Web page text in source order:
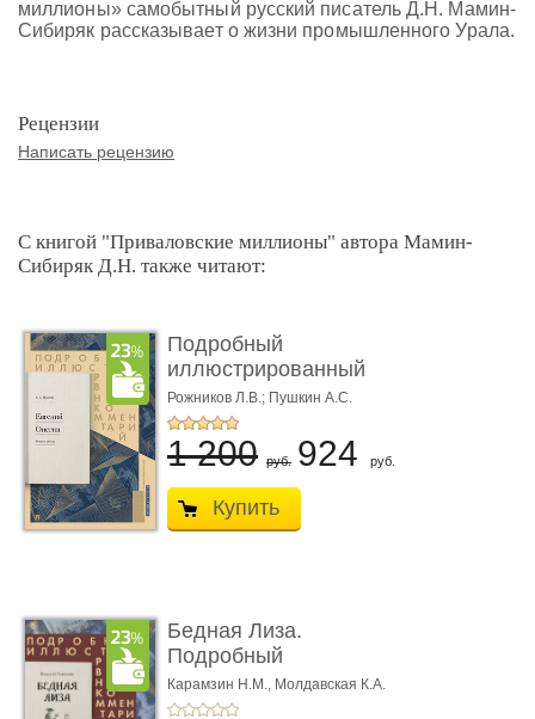
миллионы» самобытный русский писатель Д.Н. Мамин-
Сибиряк рассказывает о жизни промышленного Урала.
Рецензии
Написать рецензию
С книгой "Приваловские миллионы" автора Мамин-
Сибиряк Д.Н. также читают:
Подробный
иллюстрированный
комментарий к ром� ...
Рожников Л.В.; Пушкин А.С.
1 200 руб. 924 руб.
Купить
Бедная Лиза.
Подробный
иллюстрированный
комме ...
Карамзин Н.М., Молдавская К.А.